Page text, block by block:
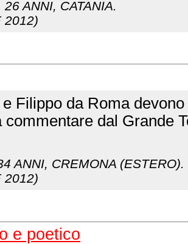
26 ANNI, CATANIA.
2012)
Filippo da Roma
commentare dal Grande
ANNI, CREMONA (ESTERO).
2012)
e poetico